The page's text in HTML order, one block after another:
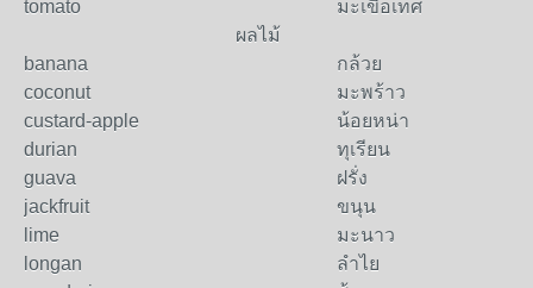
tomato
มะเขือเทศ
ผลไม้
banana
กล้วย
coconut
มะพร้าว
custard-apple
น้อยหน่า
durian
ทุเรียน
guava
ฝรั่ง
jackfruit
ขนุน
lime
มะนาว
longan
ลำไย